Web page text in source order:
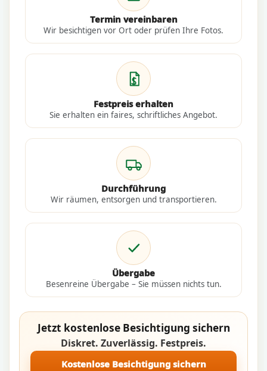
Termin vereinbaren
Wir besichtigen vor Ort oder prüfen Ihre Fotos.
Festpreis erhalten
Sie erhalten ein faires, schriftliches Angebot.
Durchführung
Wir räumen, entsorgen und transportieren.
Übergabe
Besenreine Übergabe – Sie müssen nichts tun.
Jetzt kostenlose Besichtigung sichern
Diskret. Zuverlässig. Festpreis.
Kostenlose Besichtigung sichern